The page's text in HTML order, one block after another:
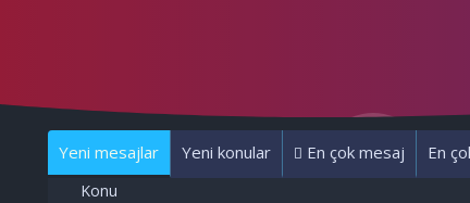
Yeni mesajlar Yeni konular En çok mesaj En
Konu